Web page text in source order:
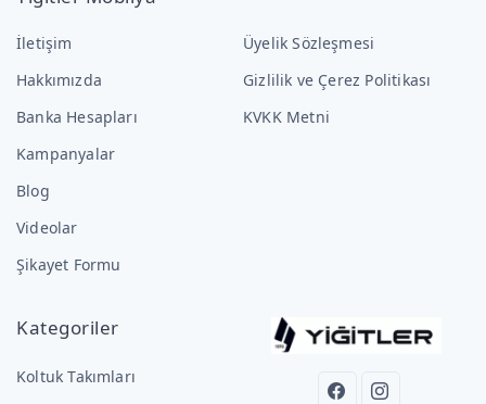
İletişim
Hakkımızda
Banka Hesapları
Kampanyalar
Blog
Videolar
Şikayet Formu
Üyelik Sözleşmesi
Gizlilik ve Çerez Politikası
KVKK Metni
Kategoriler
Koltuk Takımları